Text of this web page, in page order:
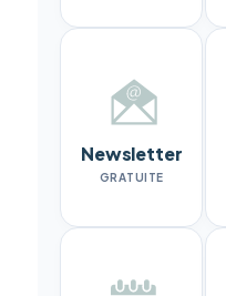
Newsletter
GRATUITE